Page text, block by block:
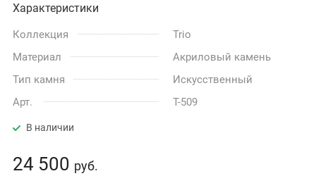
Характеристики
Коллекция
Trio
Материал
Акриловый камень
Тип камня
Искусственный
Арт.
T-509
В наличии
24 500 руб.